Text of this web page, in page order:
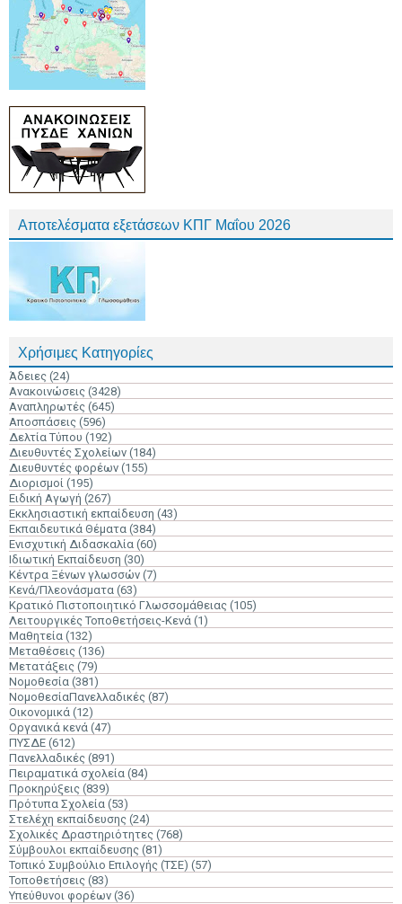
Αποτελέσματα εξετάσεων ΚΠΓ Μαΐου 2026
Χρήσιμες Κατηγορίες
Άδειες (24)
Ανακοινώσεις (3428)
Αναπληρωτές (645)
Αποσπάσεις (596)
Δελτία Τύπου (192)
Διευθυντές Σχολείων (184)
Διευθυντές φορέων (155)
Διορισμοί (195)
Ειδική Αγωγή (267)
Εκκλησιαστική εκπαίδευση (43)
Εκπαιδευτικά Θέματα (384)
Ενισχυτική Διδασκαλία (60)
Ιδιωτική Εκπαίδευση (30)
Κέντρα Ξένων γλωσσών (7)
Κενά/Πλεονάσματα (63)
Κρατικό Πιστοποιητικό Γλωσσομάθειας (105)
Λειτουργικές Τοποθετήσεις-Κενά (1)
Μαθητεία (132)
Μεταθέσεις (136)
Μετατάξεις (79)
Νομοθεσία (381)
ΝομοθεσίαΠανελλαδικές (87)
Οικονομικά (12)
Οργανικά κενά (47)
ΠΥΣΔΕ (612)
Πανελλαδικές (891)
Πειραματικά σχολεία (84)
Προκηρύξεις (839)
Πρότυπα Σχολεία (53)
Στελέχη εκπαίδευσης (24)
Σχολικές Δραστηριότητες (768)
Σύμβουλοι εκπαίδευσης (81)
Τοπικό Συμβούλιο Επιλογής (ΤΣΕ) (57)
Τοποθετήσεις (83)
Υπεύθυνοι φορέων (36)